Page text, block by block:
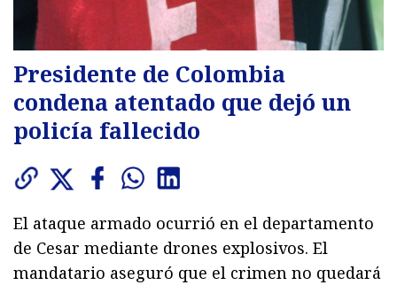
Presidente de Colombia
condena atentado que dejó un
policía fallecido
El ataque armado ocurrió en el departamento
de Cesar mediante drones explosivos. El
mandatario aseguró que el crimen no quedará